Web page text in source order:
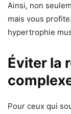
Ainsi, non
mais vous
hypertrophie
Éviter la
Pour ceux qui